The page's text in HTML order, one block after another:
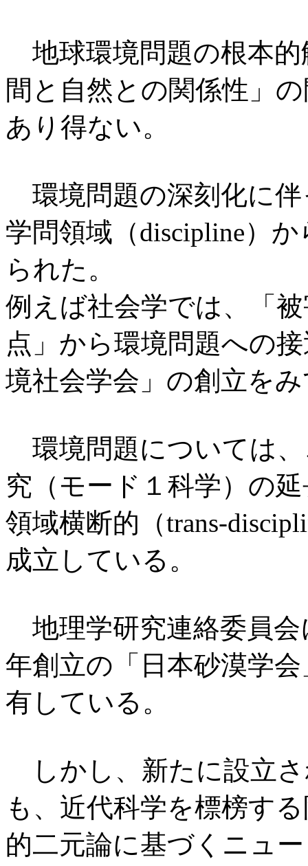
地球環境問題の根本的
間と自然との関係性」
あり得ない。
環境問題の深刻化に
学問領域（discipline）
られた。
例えば社会学では、「
点」から環境問題への
境社会学会」の創立を
環境問題については
究（モード１科学）の
領域横断的（trans-
成立している。
地理学研究連絡委員会
年創立の「日本砂漠学
有している。
しかし、新たに設立
も、近代科学を標榜す
的二元論に基づくニュ